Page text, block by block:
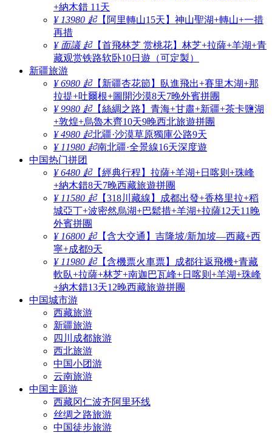
+納木錯 11天
¥ 13980 起【阿里轉山15天】神山聖湖+轉山+一措
再措
¥ 面議 起【首飛林芝 赏桃花】林芝+拉薩+羊湖+青
藏观赏铁路软卧10日遊（可定製）
新疆旅游
¥ 6980 起【新疆杏花節】臥進飛出+賽里木湖+那
拉提+吐爾根+圖開沙漠8天7晚外賓拼團
¥ 9980 起【絲綢之路】青海+甘肅+新疆+茶卡鹽湖
+敦煌+烏魯木齊10天9晚西北旅遊拼團
¥ 4980 起北疆·沙漠草原獨庫公路9天
¥ 11980 起南北疆·全景線16天深度遊
中国热门拼团
¥ 6480 起【經典行程】拉薩+羊湖+日喀则+珠峰
+納木錯8天7晚西藏旅遊拼團
¥ 11580 起【318川藏線】成都出發+香格里拉+稻
城亞丁+波密然烏湖+巴鬆措+羊湖+拉薩12天11晚
外賓拼團
¥ 16800 起【含大交通】吉隆坡/新加坡—西藏+西
寧+成都9天
¥ 11980 起【含機票火車票】成都往返飛機+青藏
軟臥+拉薩+林芝+南迦巴瓦峰+日喀则+羊湖+珠峰
+納木錯13天12晚西藏旅遊拼團
中国城市游
西藏旅游
新疆旅游
四川成都旅游
西北旅游
中国小团游
云南旅游
中国主题游
西藏冈仁波齐阿里环线
丝绸之路旅游
中国徒步旅游